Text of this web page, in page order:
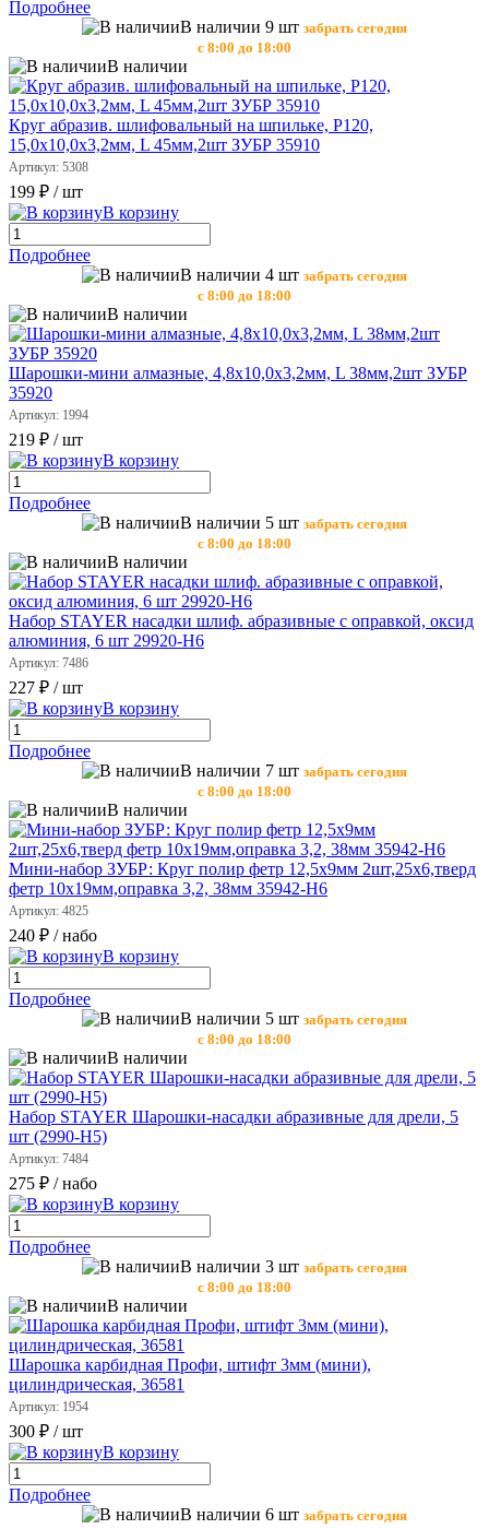
Подробнее
В наличии 9 шт забрать сегодня
с 8:00 до 18:00
В наличии
Круг абразив. шлифовальный на шпильке, Р120,
15,0х10,0х3,2мм, L 45мм,2шт ЗУБР 35910
Артикул: 5308
199 ₽ / шт
В корзину
Подробнее
В наличии 4 шт забрать сегодня
с 8:00 до 18:00
В наличии
Шарошки-мини алмазные, 4,8х10,0х3,2мм, L 38мм,2шт ЗУБР
35920
Артикул: 1994
219 ₽ / шт
В корзину
Подробнее
В наличии 5 шт забрать сегодня
с 8:00 до 18:00
В наличии
Набор STAYER насадки шлиф. абразивные с оправкой, оксид
алюминия, 6 шт 29920-Н6
Артикул: 7486
227 ₽ / шт
В корзину
Подробнее
В наличии 7 шт забрать сегодня
с 8:00 до 18:00
В наличии
Мини-набор ЗУБР: Круг полир фетр 12,5х9мм 2шт,25х6,тверд
фетр 10х19мм,оправка 3,2, 38мм 35942-Н6
Артикул: 4825
240 ₽ / набо
В корзину
Подробнее
В наличии 5 шт забрать сегодня
с 8:00 до 18:00
В наличии
Набор STAYER Шарошки-насадки абразивные для дрели, 5
шт (2990-Н5)
Артикул: 7484
275 ₽ / набо
В корзину
Подробнее
В наличии 3 шт забрать сегодня
с 8:00 до 18:00
В наличии
Шарошка карбидная Профи, штифт 3мм (мини),
цилиндрическая, 36581
Артикул: 1954
300 ₽ / шт
В корзину
Подробнее
В наличии 6 шт забрать сегодня